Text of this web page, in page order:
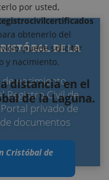
DE LA
nacimiento,
Registro Civil de
privado de
documentos
por usted,
obtenerlo del
puede solicitar
y nacimiento.
distancia en el
de la Laguna.
Cristóbal de